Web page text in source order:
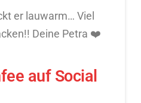
er lauwarm… Viel
Deine Petra ❤️
auf Social